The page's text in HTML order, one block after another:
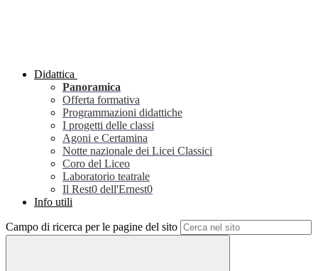
Didattica
Panoramica
Offerta formativa
Programmazioni didattiche
I progetti delle classi
Agoni e Certamina
Notte nazionale dei Licei Classici
Coro del Liceo
Laboratorio teatrale
Il Rest0 dell'Ernest0
Info utili
Campo di ricerca per le pagine del sito